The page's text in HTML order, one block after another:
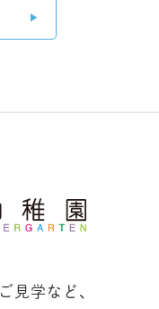
見学など、